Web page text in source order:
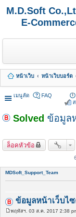
M.D.Soft
E-
หน้าเว็บ หน้าเว็บบอร์ด
เมนูลัด
FAQ
Solved ข้อมูล
ล็อคหัวข้อ
MDSoft_Support_Team
ข้อมูลหน้าเว็บไซ
พฤหัสฯ. 03 ส.ค. 2017 2:38